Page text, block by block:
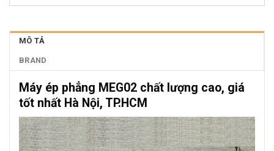
MÔ TẢ
BRAND
Máy ép phẳng MEG02 chất lượng cao, giá
tốt nhất Hà Nội, TP.HCM